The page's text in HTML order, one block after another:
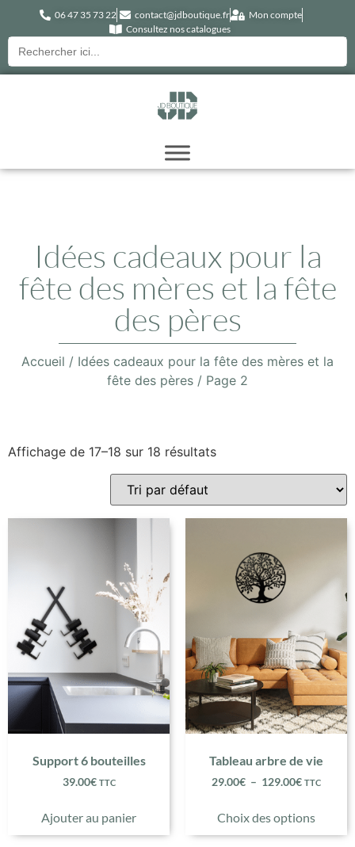
06 47 35 73 22 contact@jdboutique.fr
Mon compte
Consultez nos catalogues
Recherche
pour :
Idées cadeaux pour la
fête des mères et la fête
des pères
Accueil / Idées cadeaux pour la fête des mères et la
fête des pères / Page 2
Affichage de 17–18 sur 18 résultats
Support 6 bouteilles
39.00€ TTC
Ajouter au panier
Tableau arbre de vie
29.00€ – 129.00€ TTC
Choix des options